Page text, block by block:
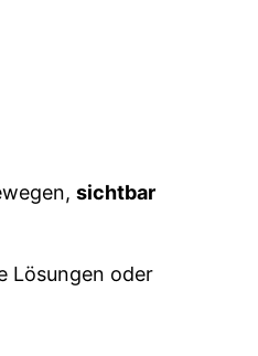
sichtbar
Lösungen oder